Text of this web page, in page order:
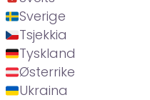
Sverige
Tsjekkia
Tyskland
Østerrike
Ukraina